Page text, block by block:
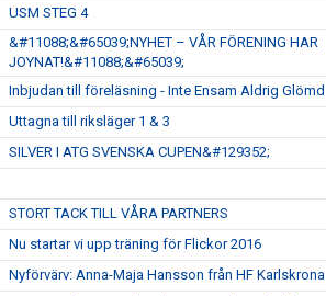
USM STEG 4
&#11088;&#65039;NYHET – VÅR FÖRENING HAR
JOYNAT!&#11088;&#65039;
Inbjudan till föreläsning - Inte Ensam Aldrig Glömd
Uttagna till riksläger 1 & 3
SILVER I ATG SVENSKA CUPEN&#129352;
STORT TACK TILL VÅRA PARTNERS
Nu startar vi upp träning för Flickor 2016
Nyförvärv: Anna-Maja Hansson från HF Karlskrona